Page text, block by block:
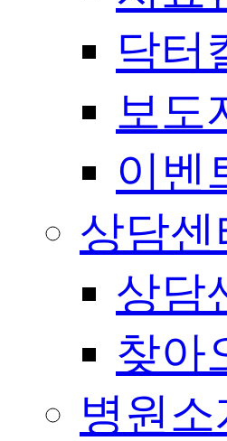
닥터
보도
이벤
상담센
상담
찾아
병원소